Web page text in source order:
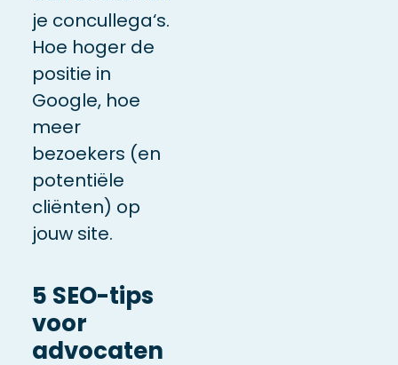
je concullega‘s.
Hoe hoger de
positie in
Google,hoe
meer
bezoekers (en
potentiële
cliënten) op
jouw site.
5 SEO-tips
voor
advocaten